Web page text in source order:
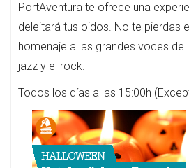
PortAventura te ofrece una
deleitará tus oidos. No te pierdas
homenaje a las grandes voces de
jazz y el rock.
Todos los días a las 15:00h